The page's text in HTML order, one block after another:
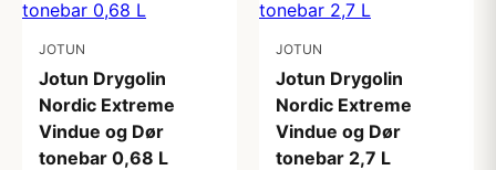
JOTUN
Jotun Drygolin
Nordic Extreme
Vindue og Dør
tonebar 0,68 L
JOTUN
Jotun Drygolin
Nordic Extreme
Vindue og Dør
tonebar 2,7 L